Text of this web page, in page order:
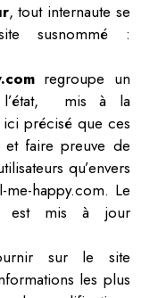
, tout internaute se
susnommé :
regroupe un
l’état, mis à la
précisé que ces
et faire preuve de
qu’envers
happy.com. Le
est mis à jour
sur le site
les plus